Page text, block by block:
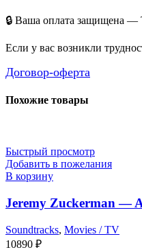
🔒 Ваша оплата защищена —
Если у вас возникли
Договор-оферта
Похожие товары
Быстрый просмотр
Добавить в пожелания
В корзину
Jeremy Zuckerman —
Soundtracks, Movies / TV
10890 ₽